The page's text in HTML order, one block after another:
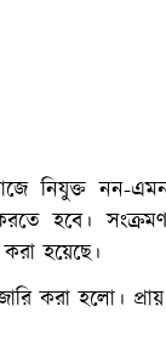
নিযুক্ত নন-
হবে।
হয়েছে।
করা হলো।